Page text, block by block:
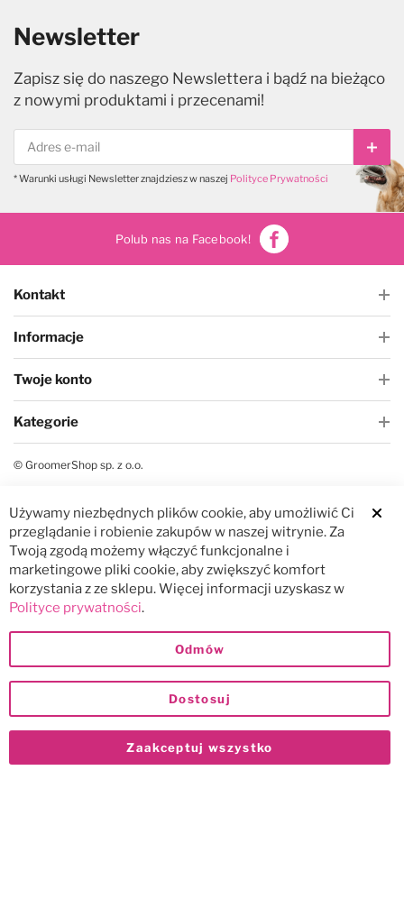
Newsletter
Zapisz się do naszego Newslettera i bądź na bieżąco
z nowymi produktami i przecenami!
* Warunki usługi Newsletter znajdziesz w naszej Polityce Prywatności
Polub nas na Facebook!
Kontakt
Informacje
Twoje konto
Kategorie
© GroomerShop sp. z o.o.
Używamy niezbędnych plików cookie, aby umożliwić Ci
przeglądanie i robienie zakupów w naszej witrynie. Za
Twoją zgodą możemy włączyć funkcjonalne i
marketingowe pliki cookie, aby zwiększyć komfort
korzystania z ze sklepu. Więcej informacji uzyskasz w
Polityce prywatności.
Zaakceptuj wszystko
Dostosuj
Odmów